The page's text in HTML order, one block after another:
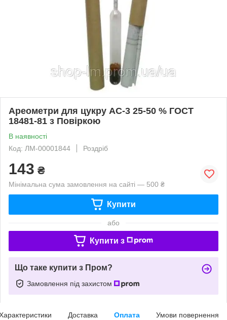
Ареометри для цукру АС-3 25-50 % ГОСТ
18481-81 з Повіркою
В наявності
Код: ЛМ-00001844
Роздріб
143 ₴
Мінімальна сума замовлення на сайті — 500 ₴
Купити
або
Купити з
Що таке купити з Пром?
Замовлення під захистом
Доставка Оплата Умови повернення